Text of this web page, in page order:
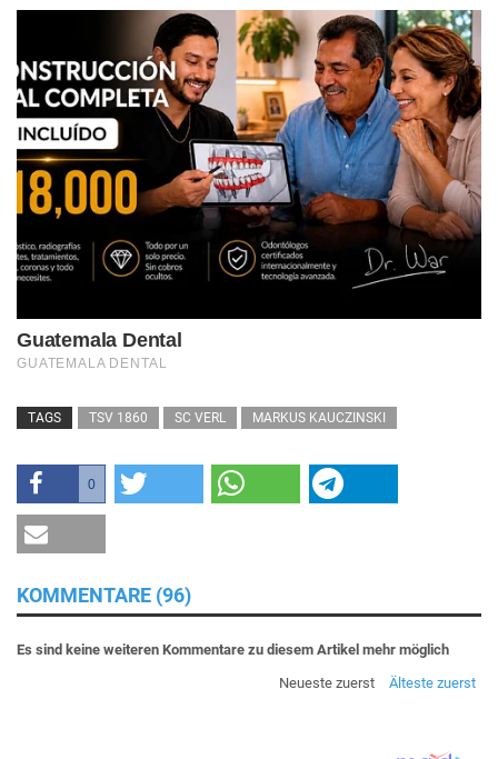
TAGS TSV 1860 SC VERL MARKUS KAUCZINSKI
0
KOMMENTARE (96)
Es sind keine weiteren Kommentare zu diesem Artikel mehr möglich
Neueste zuerst
Älteste zuerst